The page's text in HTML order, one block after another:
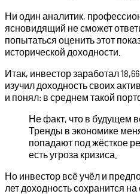
Ни один аналитик,
ясновидящий не сможет
попытаться оценить этот
исторической доходности.
Итак, инвестор заработал
изучил доходность своих
и понял: в среднем такой
Не факт, что в будущем
Тренды в экономике
попадают под жёсткое
есть угроза кризиса.
Но инвестор всё учёл и
лет доходность сохранится